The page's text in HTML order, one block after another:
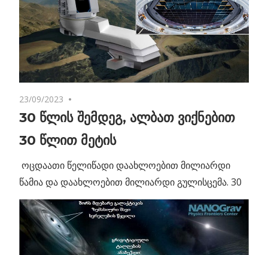
23/09/2023
30 წლის შემდეგ, ალბათ ვიქნებით
30 წლით მეტის
ოცდაათი წელიწადი დაახლოებით მილიარდი
წამია და დაახლოებით მილიარდი გულისცემა. 30